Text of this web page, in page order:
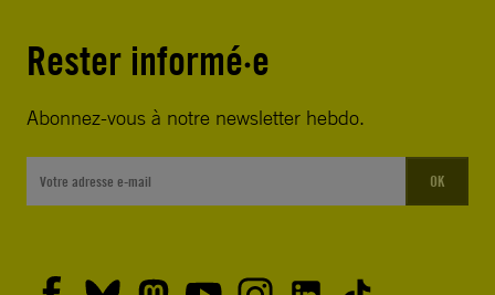
Rester informé·e
Abonnez-vous à notre newsletter hebdo.
OK